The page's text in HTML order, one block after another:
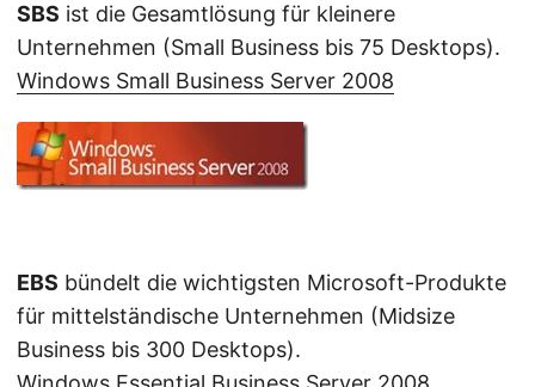
SBS ist die Gesamtlösung für kleinere
Unternehmen (Small Business bis 75 Desktops).
Windows Small Business Server 2008
EBS bündelt die wichtigsten Microsoft-Produkte
für mittelständische Unternehmen (Midsize
Business bis 300 Desktops).